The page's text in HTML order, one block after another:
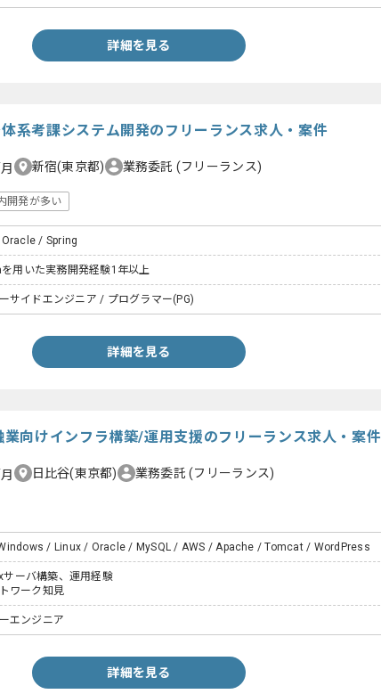
詳細を見る
体系考課システム開発のフリーランス求人・案件
新宿(東京都) 業務委託 (フリーランス)
開発が多い
/ Spring
を用いた実務開発経験1年以上
サイドエンジニア / プログラマー(PG)
詳細を見る
業向けインフラ構築/運用支援のフリーランス求人・案件
日比谷(東京都) 業務委託(フリーランス)
/ Linux / Oracle / MySQL / AWS / Apache / Tomcat / WordPress
サーバ構築、運用経験
ワーク知見
エンジニア
詳細を見る